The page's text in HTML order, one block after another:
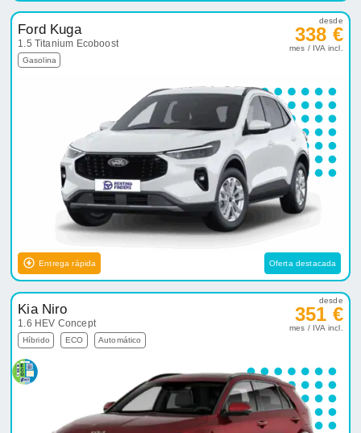
Ford Kuga
1.5 Titanium Ecoboost
Gasolina
desde
338 €
mes / IVA incl.
Entrega rápida Oferta destacada
Kia Niro
1.6 HEV Concept
Híbrido ECO Automático
desde
351 €
mes / IVA incl.